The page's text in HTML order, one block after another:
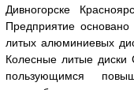
Дивногорске
Предприятие
литых алюминиевых
Колесные литые диски
пользующимся